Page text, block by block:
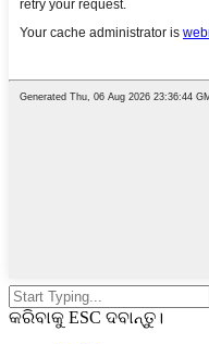
କରିବାକୁ ESC ଦବାନ୍ତୁ।